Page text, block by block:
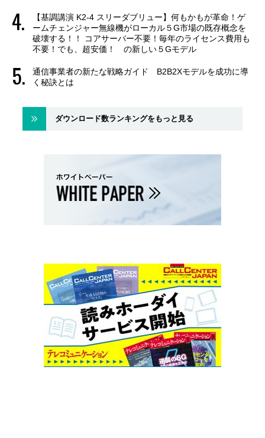
【基調講演 K2-4 スリーダブリュー】何もかもが革命！ゲ
ームチェンジャー無線機がローカル５G市場の既存概念を
破壊する！！ コアサーバー不要！毎年のライセンス費用も
不要！でも、超安価！ の新しい５Gモデル
通信事業者の新たな戦略ガイド B2B2Xモデルを成功に導
く秘訣とは
ダウンロード数ランキングをもっと見る